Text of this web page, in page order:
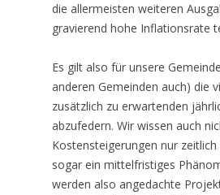
die allermeisten weiteren
gravierend hohe Inflationsrate
Es gilt also für unsere
anderen Gemeinden auch) die
zusätzlich zu erwartenden
abzufedern. Wir wissen auch
Kostensteigerungen nur
sogar ein mittelfristiges
werden also angedachte